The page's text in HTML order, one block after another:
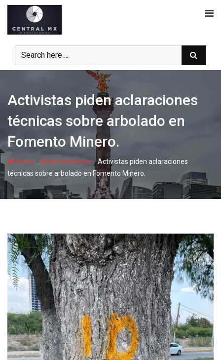
Skip
content
Activistas piden aclaraciones
técnicas sobre arbolado en
Fomento Minero.
Home - Medio Ambiente -Activistas piden aclaraciones
técnicas sobre arbolado en Fomento Minero.